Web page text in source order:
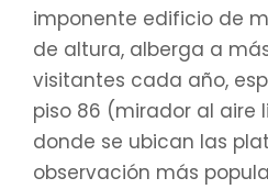
imponente edificio de
de altura, alberga a
visitantes cada año,
piso 86 (mirador al aire
donde se ubican las
observación más